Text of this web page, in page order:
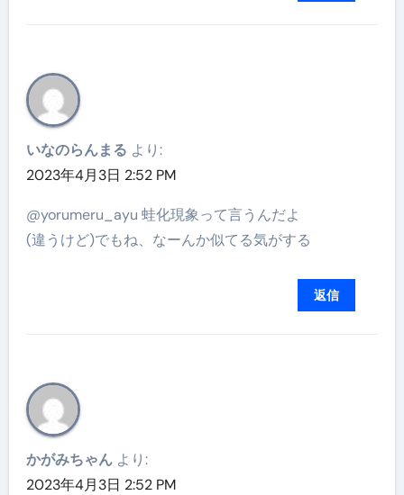
いなのらんまる より:
2023年4月3日 2:52 PM
@yorumeru_ayu 蛙化現象って言うんだよ
(違うけど)でもね、なーんか似てる気がする
返信
かがみちゃん より:
2023年4月3日 2:52 PM